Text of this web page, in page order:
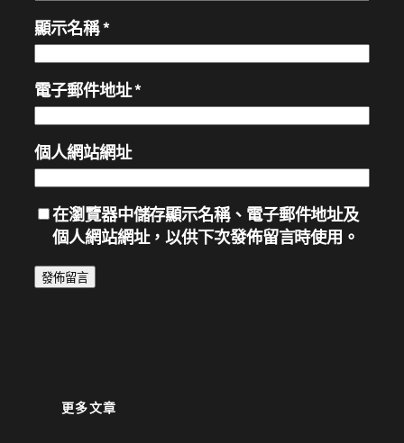
顯示名稱*
電子郵件地址*
個人網站網址
在瀏覽器中儲存顯示名稱、電子郵件地址及
個人網站網址，以供下次發佈留言時使用。
更多文章